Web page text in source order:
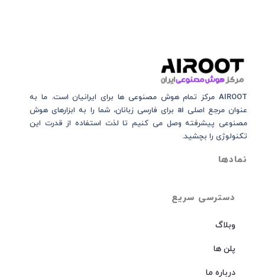
دسترسی سریع
وبلاگ
پلن ها
درباره ما
AIROOT مرکز تمام هوش مصنوعی‌‌‌ ها برای ایرانیان است. ما به
عنوان مرجع اصلی ai برای فارسی زبانان، شما را به ابزارهای هوش
مصنوعی پیشرفته وصل می کنیم تا لذت استفاده از قدرت این
تکنولوژی را بچشید.
نمادها